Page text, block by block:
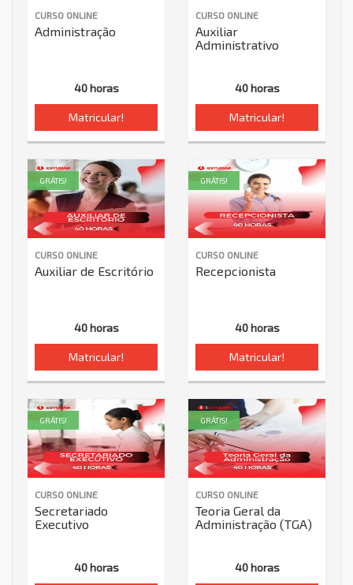
CURSO ONLINE
Administração
40 horas
Matricular!
CURSO ONLINE
Auxiliar
Administrativo
40 horas
Matricular!
CURSO ONLINE
Auxiliar de Escritório
40 horas
Matricular!
GRÁTIS!
CURSO ONLINE
Recepcionista
40 horas
Matricular!
GRÁTIS!
CURSO ONLINE
Secretariado
Executivo
40 horas
GRÁTIS!
CURSO ONLINE
Teoria Geral da
Administração (TGA)
40 horas
GRÁTIS!